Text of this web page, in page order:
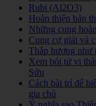
Rubi (Al2O3)
Hoàn thiện bản
Những cung
Cung cự giải và
Thắp hương như
Xem bói tử vi
Sửu
Cách bài trí để
gia chủ